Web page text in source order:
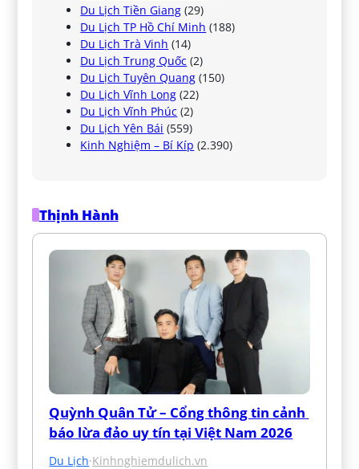
Du Lịch Tiền Giang (29)
Du Lịch TP Hồ Chí Minh (188)
Du Lịch Trà Vinh (14)
Du Lịch Trung Quốc (2)
Du Lịch Tuyên Quang (150)
Du Lịch Vĩnh Long (22)
Du Lịch Vĩnh Phúc (2)
Du Lịch Yên Bái (559)
Kinh Nghiệm – Bí Kíp (2.390)
Thịnh Hành
Quỳnh Quân Tử – Cổng thông tin cảnh
báo lừa đảo uy tín tại Việt Nam 2026
Du Lịch·Kinhnghiemdulich.vn